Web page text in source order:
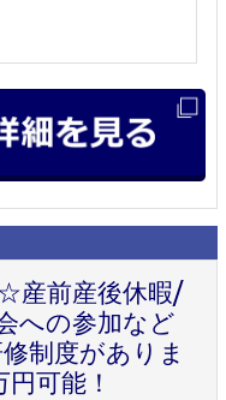
産前産後休暇/
への参加など
制度がありま
可能！